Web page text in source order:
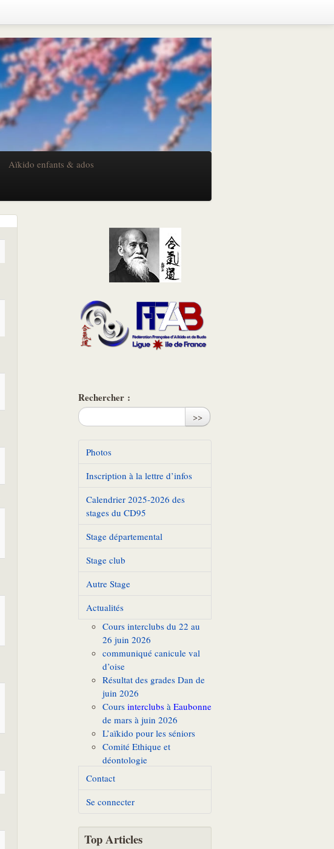
Aïkido enfants & ados
Rechercher :
>>
Photos
Inscription à la lettre d’infos
Calendrier 2025-2026 des
stages du CD95
Stage départemental
Stage club
Autre Stage
Actualités
Cours interclubs du 22 au
26 juin 2026
communiqué canicule val
d’oise
Résultat des grades Dan de
juin 2026
Cours interclubs à Eaubonne
de mars à juin 2026
L’aïkido pour les séniors
Comité Ethique et
déontologie
Contact
Se connecter
Top Articles